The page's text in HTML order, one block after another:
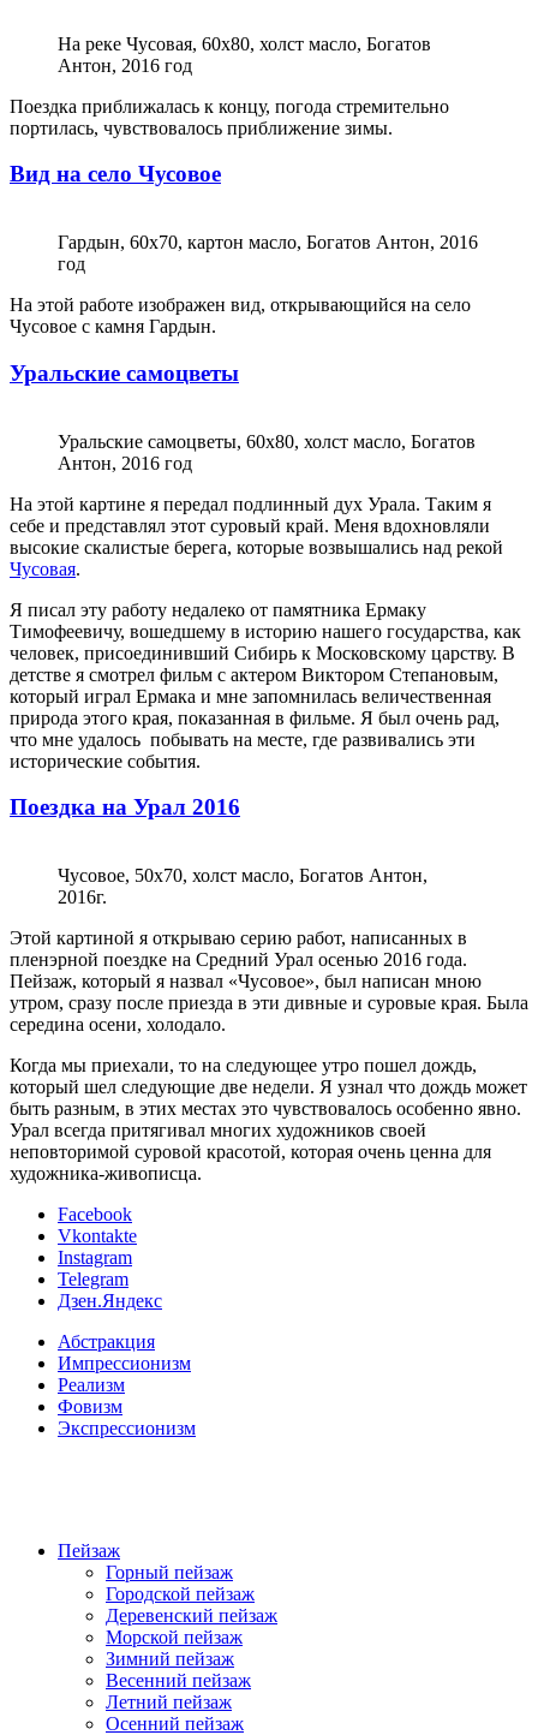
На реке Чусовая, 60х80, холст масло, Богатов
Антон, 2016 год
Поездка приближалась к концу, погода стремительно
портилась, чувствовалось приближение зимы.
Вид на село Чусовое
Гардын, 60х70, картон масло, Богатов Антон, 2016
год
На этой работе изображен вид, открывающийся на село
Чусовое с камня Гардын.
Уральские самоцветы
Уральские самоцветы, 60х80, холст масло, Богатов
Антон, 2016 год
На этой картине я передал подлинный дух Урала. Таким я
себе и представлял этот суровый край. Меня вдохновляли
высокие скалистые берега, которые возвышались над рекой
Чусовая.
Я писал эту работу недалеко от памятника Ермаку
Тимофеевичу, вошедшему в историю нашего государства, как
человек, присоединивший Сибирь к Московскому царству. В
детстве я смотрел фильм с актером Виктором Степановым,
который играл Ермака и мне запомнилась величественная
природа этого края, показанная в фильме. Я был очень рад,
что мне удалось побывать на месте, где развивались эти
исторические события.
Поездка на Урал 2016
Чусовое, 50х70, холст масло, Богатов Антон,
2016г.
Этой картиной я открываю серию работ, написанных в
пленэрной поездке на Средний Урал осенью 2016 года.
Пейзаж, который я назвал «Чусовое», был написан мною
утром, сразу после приезда в эти дивные и суровые края. Была
середина осени, холодало.
Когда мы приехали, то на следующее утро пошел дождь,
который шел следующие две недели. Я узнал что дождь может
быть разным, в этих местах это чувствовалось особенно явно.
Урал всегда притягивал многих художников своей
неповторимой суровой красотой, которая очень ценна для
художника-живописца.
Facebook
Vkontakte
Instagram
Telegram
Дзен.Яндекс
Абстракция
Импрессионизм
Реализм
Фовизм
Экспрессионизм
Пейзаж
Горный пейзаж
Городской пейзаж
Деревенский пейзаж
Морской пейзаж
Зимний пейзаж
Весенний пейзаж
Летний пейзаж
Осенний пейзаж